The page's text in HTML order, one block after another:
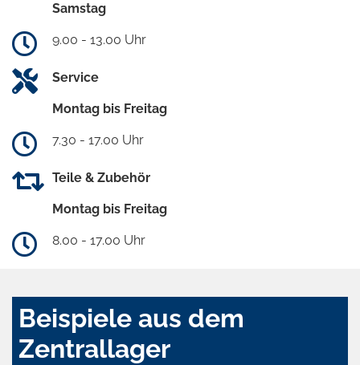
Samstag
9.00 - 13.00 Uhr
Service
Montag bis Freitag
7.30 - 17.00 Uhr
Teile & Zubehör
Montag bis Freitag
8.00 - 17.00 Uhr
Beispiele aus dem
Zentrallager